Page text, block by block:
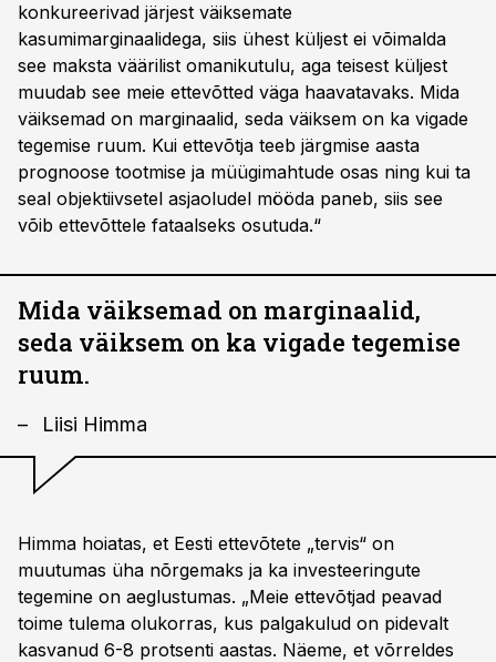
konkureerivad järjest väiksemate
kasumimarginaalidega, siis ühest küljest ei võimalda
see maksta väärilist omanikutulu, aga teisest küljest
muudab see meie ettevõtted väga haavatavaks. Mida
väiksemad on marginaalid, seda väiksem on ka vigade
tegemise ruum. Kui ettevõtja teeb järgmise aasta
prognoose tootmise ja müügimahtude osas ning kui ta
seal objektiivsetel asjaoludel mööda paneb, siis see
võib ettevõttele fataalseks osutuda.“
Mida väiksemad on marginaalid,
seda väiksem on ka vigade tegemise
ruum.
Liisi Himma
Himma hoiatas, et Eesti ettevõtete „tervis“ on
muutumas üha nõrgemaks ja ka investeeringute
tegemine on aeglustumas. „Meie ettevõtjad peavad
toime tulema olukorras, kus palgakulud on pidevalt
kasvanud 6-8 protsenti aastas. Näeme, et võrreldes